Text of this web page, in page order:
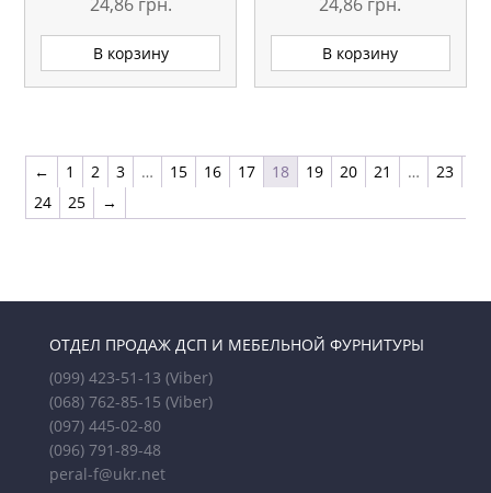
В корзину В корзину
← 1 2 3 … 15 16 17 18 19 20 21 …
23
24
25 →
ОТДЕЛ ПРОДАЖ ДСП И МЕБЕЛЬНОЙ ФУРНИТУРЫ
(099) 423-51-13 (Viber)
(068) 762-85-15 (Viber)
(097) 445-02-80
(096) 791-89-48
peral-f@ukr.net